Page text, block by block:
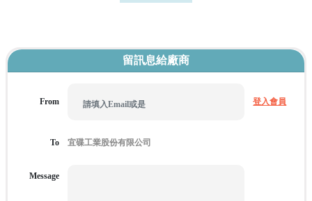
留訊息給廠商
From 登入會員
To
Message